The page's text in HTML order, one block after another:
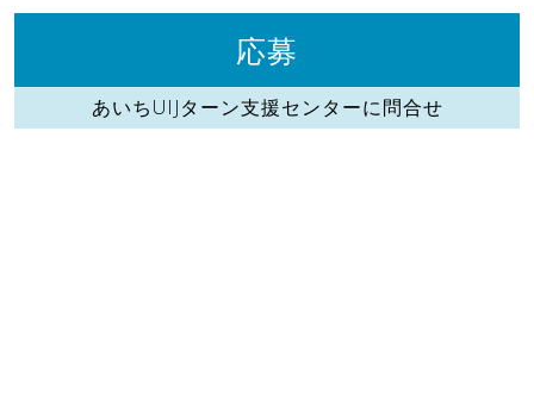
応募
あいちUIJターン支援センターに問合せ